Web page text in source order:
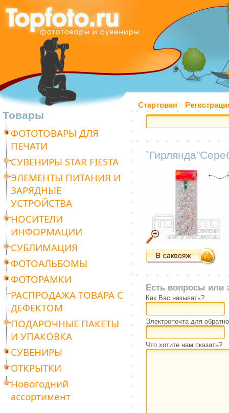
Стартовая
Товары
ФОТОТОВАРЫ ДЛЯ
ПЕЧАТИ
СУВЕНИРЫ STAR FIESTA
ЭЛЕМЕНТЫ ПИТАНИЯ И
ЗАРЯДНЫЕ
УСТРОЙСТВА
НОСИТЕЛИ
ИНФОРМАЦИИ
СУБЛИМАЦИЯ
ФОТОАЛЬБОМЫ
ФОТОРАМКИ
РАСПРОДАЖА ТОВАРА С
ДЕФЕКТОМ
ПОДАРОЧНЫЕ ПАКЕТЫ
И УПАКОВКА
СУВЕНИРЫ
ОТКРЫТКИ
Новогодний
ассортимент
Есть вопросы или
Как Вас называть?
Электропочта для
Что хотите нам сказать?